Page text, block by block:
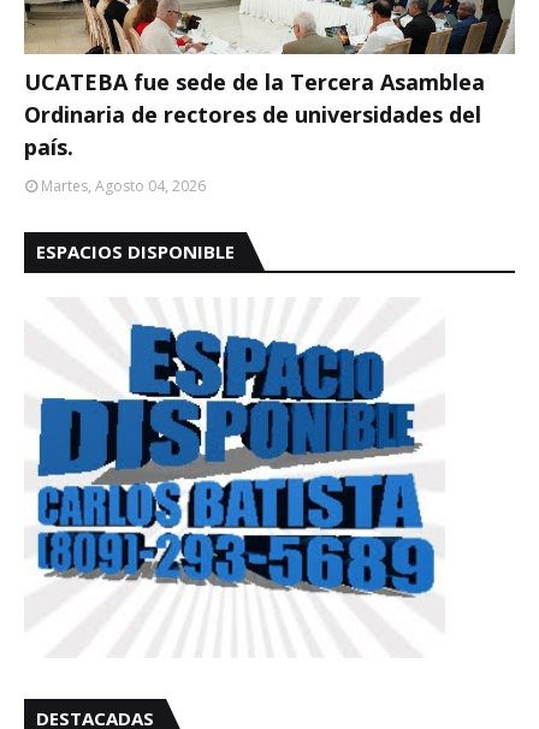
UCATEBA fue sede de la Tercera Asamblea
Ordinaria de rectores de universidades del
país.
Martes, Agosto 04, 2026
ESPACIOS DISPONIBLE
DESTACADAS